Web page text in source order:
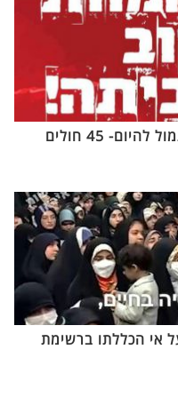
עליה חריגה במספר העולים מאתמול להיום- 45 חולים
אי הכללתו ברשימת